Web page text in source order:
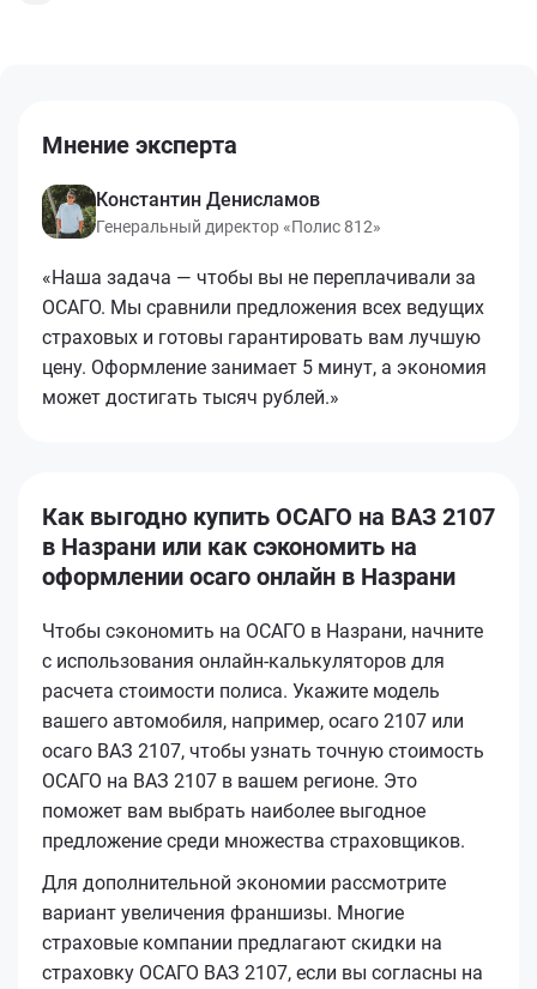
Мнение эксперта
Константин Денисламов
Генеральный директор «Полис 812»
«Наша задача — чтобы вы не переплачивали за
ОСАГО. Мы сравнили предложения всех ведущих
страховых и готовы гарантировать вам лучшую
цену. Оформление занимает 5 минут, а экономия
может достигать тысяч рублей.»
Как выгодно купить ОСАГО на ВАЗ 2107
в Назрани или как сэкономить на
оформлении осаго онлайн в Назрани
Чтобы сэкономить на ОСАГО в Назрани, начните
с использования онлайн-калькуляторов для
расчета стоимости полиса. Укажите модель
вашего автомобиля, например, осаго 2107 или
осаго ВАЗ 2107, чтобы узнать точную стоимость
ОСАГО на ВАЗ 2107 в вашем регионе. Это
поможет вам выбрать наиболее выгодное
предложение среди множества страховщиков.
Для дополнительной экономии рассмотрите
вариант увеличения франшизы. Многие
страховые компании предлагают скидки на
страховку ОСАГО ВАЗ 2107, если вы согласны на